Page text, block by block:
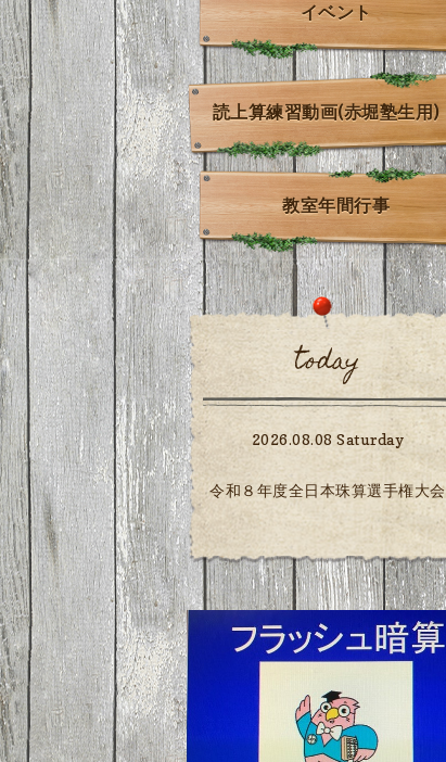
イベント
読上算練習動画(赤堀塾生用)
教室年間行事
today
2026.08.08 Saturday
令和８年度全日本珠算選手権大会